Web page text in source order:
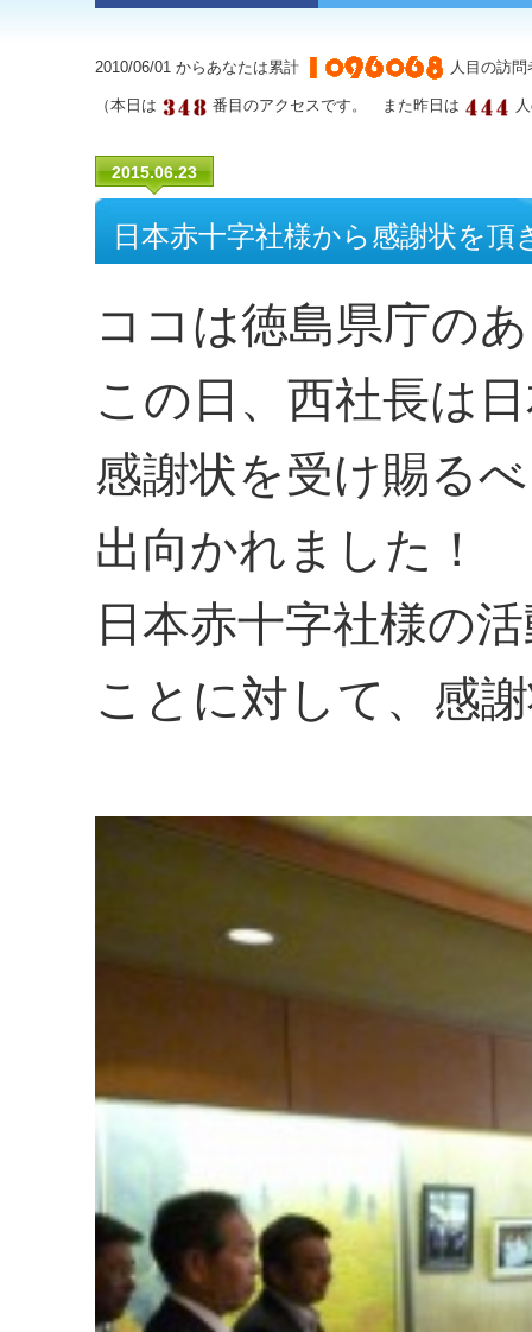
2010/06/01 からあなたは累計 人目の訪
（本日は 番目のアクセスです。 また昨日は
2015.06.23
日本赤十字社様から感謝状を頂
ココは徳島県庁の
この日、西社長は
感謝状を受け賜る
出向かれました！
日本赤十字社様の
ことに対して、感